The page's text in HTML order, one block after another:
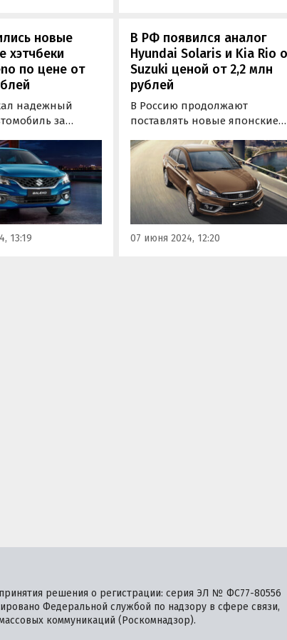
новые
хэтчбеки
по цене от
надежный
за
новый,
под
вариант —
Baleno.
13:19
В РФ появился аналог
Hyundai Solaris и Kia Rio
Suzuki ценой от 2,2 млн
рублей
В Россию продолжают
поставлять новые японские
можно считать
полюбившимся россиянам
«корейцев» Kia Rio и Hyundai
Solaris.
07 июня 2024, 12:20
решения о регистрации: серия ЭЛ № ФС77-80556
Федеральной службой по надзору в сфере связи,
коммуникаций (Роскомнадзор).